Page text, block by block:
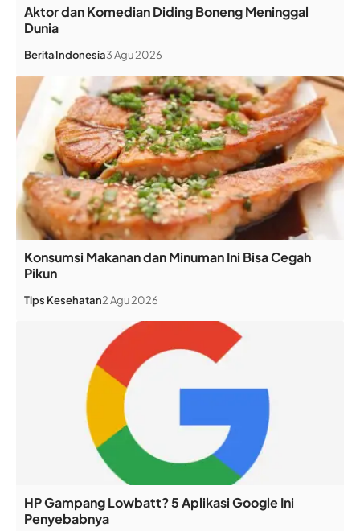
Aktor dan Komedian Diding Boneng Meninggal
Dunia
BeritaIndonesia3 Agu 2026
Konsumsi Makanan dan Minuman Ini Bisa Cegah
Pikun
Tips Kesehatan2 Agu 2026
HP Gampang Lowbatt? 5 Aplikasi Google Ini
Penyebabnya